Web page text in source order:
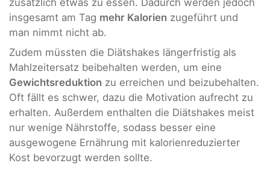
insgesamt am Tag mehr Kalorien zugeführt und
man nimmt nicht ab.
Zudem müssten die Diätshakes längerfristig als
Mahlzeitersatz beibehalten werden, um eine
Gewichtsreduktion zu erreichen und beizubehalten.
Oft fällt es schwer, dazu die Motivation aufrecht zu
erhalten. Außerdem enthalten die Diätshakes meist
nur wenige Nährstoffe, sodass besser eine
ausgewogene Ernährung mit kalorienreduzierter
Kost bevorzugt werden sollte.